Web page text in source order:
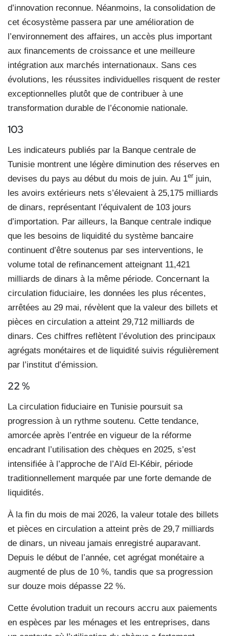
d’innovation reconnue. Néanmoins, la consolidation de
cet écosystème passera par une amélioration de
l’environnement des affaires, un accès plus important
aux financements de croissance et une meilleure
intégration aux marchés internationaux. Sans ces
évolutions, les réussites individuelles risquent de rester
exceptionnelles plutôt que de contribuer à une
transformation durable de l’économie nationale.
103
Les indicateurs publiés par la Banque centrale de
Tunisie montrent une légère diminution des réserves en
devises du pays au début du mois de juin. Au 1er juin,
les avoirs extérieurs nets s’élevaient à 25,175 milliards
de dinars, représentant l’équivalent de 103 jours
d’importation. Par ailleurs, la Banque centrale indique
que les besoins de liquidité du système bancaire
continuent d’être soutenus par ses interventions, le
volume total de refinancement atteignant 11,421
milliards de dinars à la même période. Concernant la
circulation fiduciaire, les données les plus récentes,
arrêtées au 29 mai, révèlent que la valeur des billets et
pièces en circulation a atteint 29,712 milliards de
dinars. Ces chiffres reflètent l’évolution des principaux
agrégats monétaires et de liquidité suivis régulièrement
par l’institut d’émission.
22 %
La circulation fiduciaire en Tunisie poursuit sa
progression à un rythme soutenu. Cette tendance,
amorcée après l’entrée en vigueur de la réforme
encadrant l’utilisation des chèques en 2025, s’est
intensifiée à l’approche de l’Aïd El-Kébir, période
traditionnellement marquée par une forte demande de
liquidités.
À la fin du mois de mai 2026, la valeur totale des billets
et pièces en circulation a atteint près de 29,7 milliards
de dinars, un niveau jamais enregistré auparavant.
Depuis le début de l’année, cet agrégat monétaire a
augmenté de plus de 10 %, tandis que sa progression
sur douze mois dépasse 22 %.
Cette évolution traduit un recours accru aux paiements
en espèces par les ménages et les entreprises, dans